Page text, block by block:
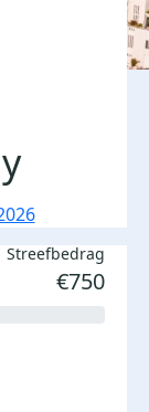
Streefbedrag
€750